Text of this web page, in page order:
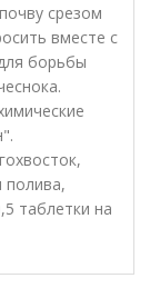
срезом
вместе с
борьбы
полива,
таблетки на